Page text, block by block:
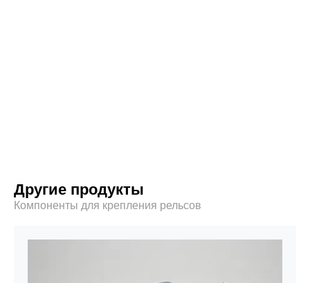
Другие продукты
Компоненты для крепления рельсов